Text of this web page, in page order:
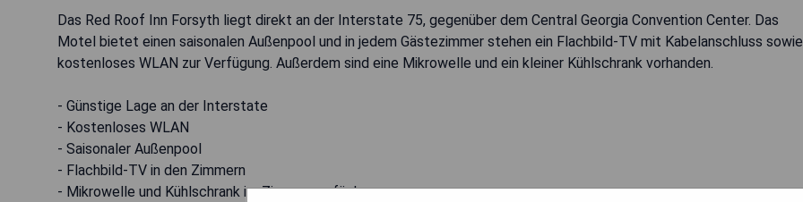
Das Red Roof Inn Forsyth liegt direkt an der Interstate 75, gegenüber dem Central Georgia Convention Center. Das
Motel bietet einen saisonalen Außenpool und in jedem Gästezimmer stehen ein Flachbild-TV mit Kabelanschluss sowie
kostenloses WLAN zur Verfügung. Außerdem sind eine Mikrowelle und ein kleiner Kühlschrank vorhanden.
- Günstige Lage an der Interstate
- Kostenloses WLAN
- Saisonaler Außenpool
- Flachbild-TV in den Zimmern
- Mikrowelle und Kühlschrank im Zimmer verfügbar